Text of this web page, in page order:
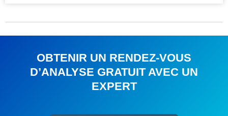
OBTENIR UN RENDEZ-VOUS
D’ANALYSE GRATUIT AVEC UN
EXPERT